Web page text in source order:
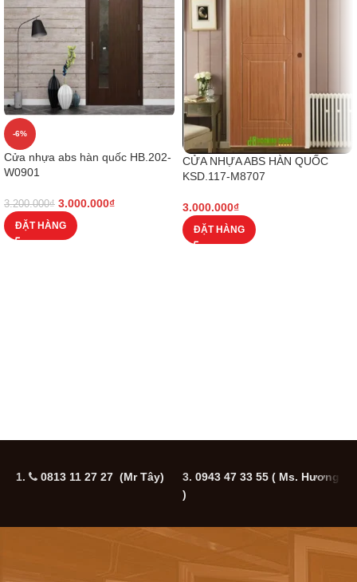
-6%
Cửa nhựa abs hàn quốc HB.202-
W0901
3.200.000₫ 3.000.000₫
ĐẶT HÀNG
CỬA NHỰA ABS HÀN QUỐC
KSD.117-M8707
3.000.000₫
ĐẶT HÀNG
1. 0813 11 27 27 (Mr Tây) 3. 0943 47 33 55 ( Ms. Hương
)